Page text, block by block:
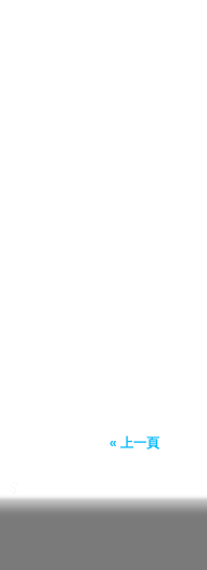
« 上一頁